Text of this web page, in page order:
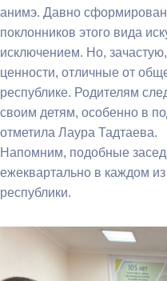
анимэ. Давно
поклонников этого вида
исключением. Но,
ценности, отличные от
республике. Родителям
своим детям, особенно в
отметила Лаура Тадтаева.
Напомним, подобные
ежеквартально в каждом
республики.